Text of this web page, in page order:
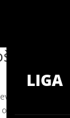
LIGA
gdje se
utjecaj